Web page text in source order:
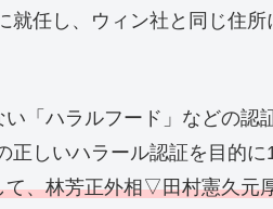
就任し、ウィン社と同じ住所
「ハラルフード」などの認
正しいハラール認証を目的に
て、林芳正外相▽田村憲久元